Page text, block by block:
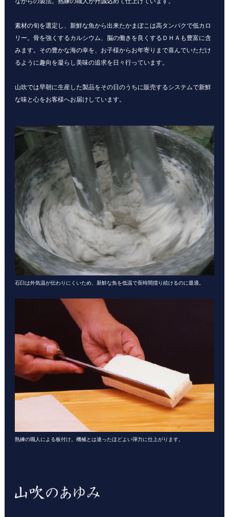
素材の旬を選定し、新鮮な魚から出来たかまぼこは高タンパクで低カロ
リー。骨を強くするカルシウム、脳の働きを良くするＤＨＡも豊富に含
みます。その豊かな海の幸を、お子様からお年寄りまで喜んでいただけ
るように趣向を凝らし美味の追求を日々行っています。
山吹では早朝に生産した製品をその日のうちに販売するシステムで新鮮
な味と心をお客様へお届けしています。
石臼は外気温が伝わりにくいため、新鮮な魚を低温で長時間擂り続けるのに最適。
熟練の職人による板付け。機械とは違ったほどよい弾力に仕上がります。